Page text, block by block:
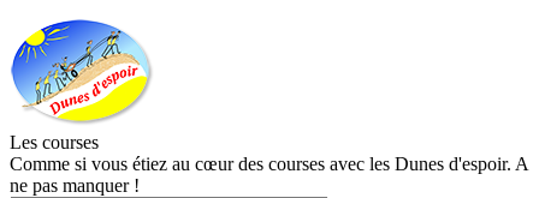
Les courses
Comme si vous étiez au cœur des courses avec les Dunes d'espoir. A
ne pas manquer !